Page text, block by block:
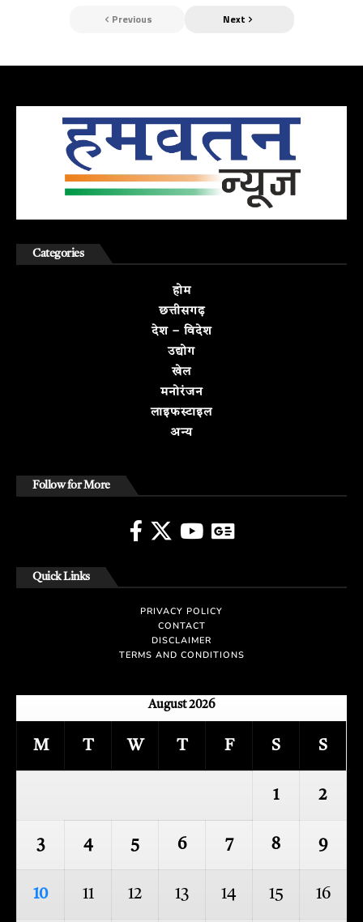
Previous Next
Categories
होम
छत्तीसगढ़
देश – विदेश
उद्योग
खेल
मनोरंजन
लाइफस्टाइल
अन्य
Follow for More
Quick Links
PRIVACY POLICY
CONTACT
DISCLAIMER
TERMS AND CONDITIONS
August 2026
M T W T F S S
1 2
3 4 5 6 7 8 9
10 11 12 13 14 15 16